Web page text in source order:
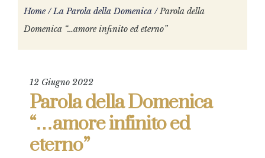
Home /La Parola della Domenica /Parola della
Domenica “…amore infinito ed eterno”
12 Giugno 2022
Parola della Domenica
“…amore infinito ed
eterno”